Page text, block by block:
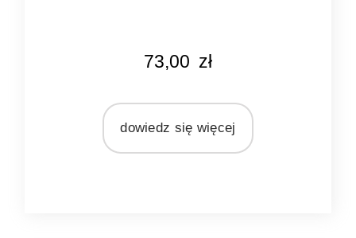
Light&Living
73,00 zł
dowiedz się więcej